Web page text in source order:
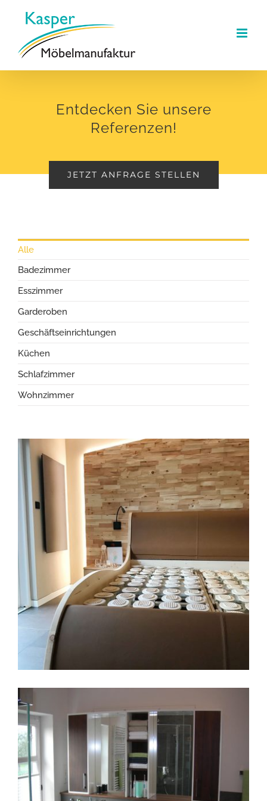
springen
Entdecken Sie unsere
Referenzen!
JETZT ANFRAGE STELLEN
Alle
Badezimmer
Esszimmer
Garderoben
Geschäftseinrichtungen
Küchen
Schlafzimmer
Wohnzimmer